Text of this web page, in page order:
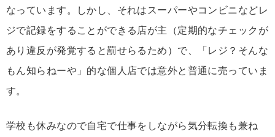
なっています。しかし、それはスーパーやコンビニなどレ
ジで記録をすることができる店が主（定期的なチェックが
あり違反が発覚すると罰せらるため）で、「レジ？そんな
もん知らねーや」的な個人店では意外と普通に売っていま
す。
学校も休みなので自宅で仕事をしながら気分転換も兼ね